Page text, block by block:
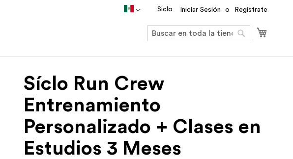
Siclo Iniciar Sesión Regístrate
País
Buscar
Síclo Run Crew
Entrenamiento
Personalizado + Clases en
Estudios 3 Meses